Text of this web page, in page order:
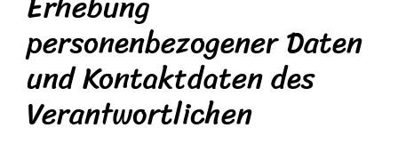
personenbezogener Daten
und Kontaktdaten des
Verantwortlichen